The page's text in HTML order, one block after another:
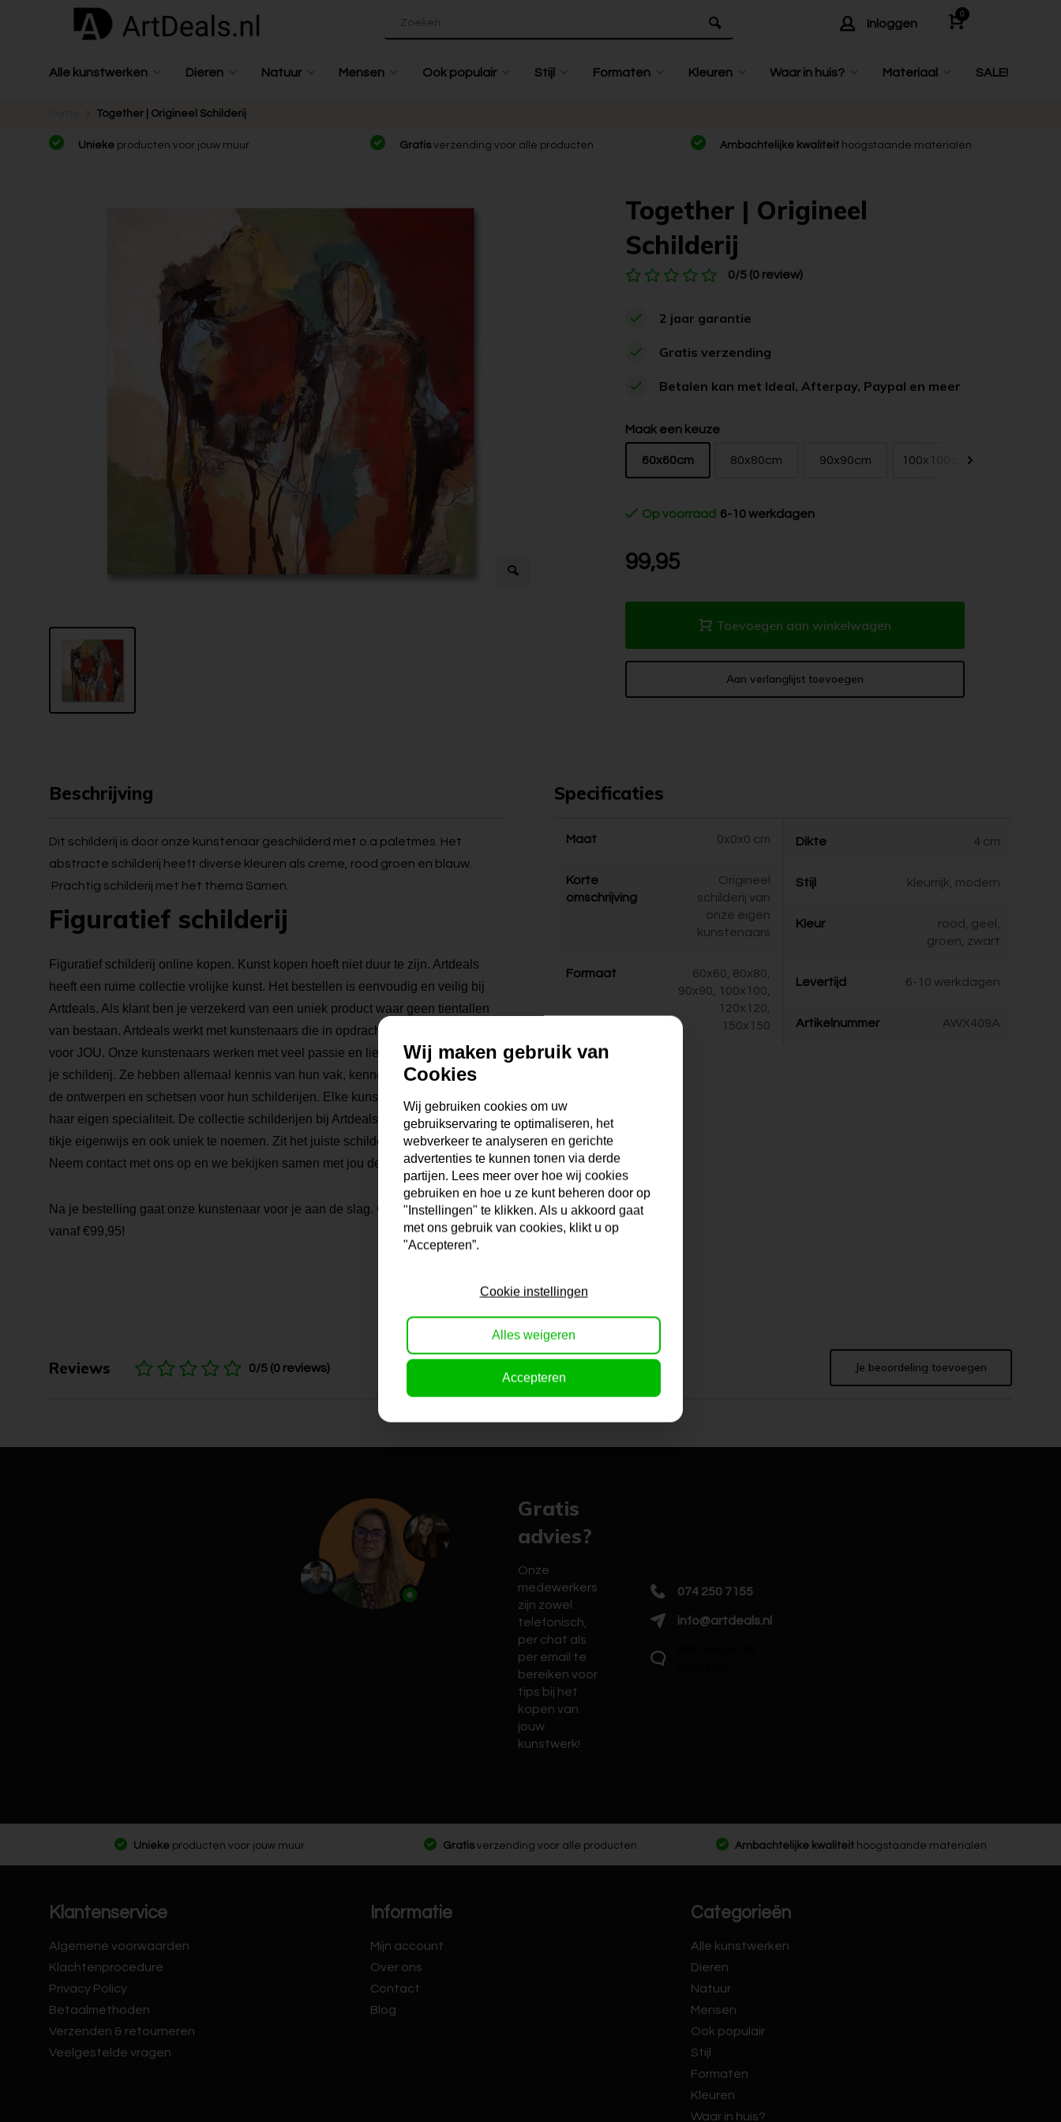
Inloggen
0
Alle kunstwerken Dieren Natuur Mensen Ook populair Stijl Formaten Kleuren Waar in huis? Materiaal SALE!
Together | Origineel Schilderij
Unieke producten voor jouw muur Gratisverzending voor alle producten Ambachtelijke kwaliteit hoogstaande materialen
Together | Origineel
Schilderij
0/5 (0 review)
2 jaar garantie
Gratis verzending
Betalen kan met Ideal, Afterpay, Paypal en meer
Maak een keuze
60x60cm 80x80cm 90x90cm 100x100cm
Op voorraad 6-10 werkdagen
99,95
Toevoegen aan winkelwagen
Aan verlanglijst toevoegen
Beschrijving
Dit schilderij is door onze kunstenaar geschilderd met o.a paletmes. Het
abstracte schilderij heeft diverse kleuren als creme, rood groen en blauw.
Prachtig schilderij met het thema Samen.
Figuratief schilderij
Figuratief schilderij online kopen. Kunst kopen hoeft niet duur te zijn. Artdeals
heeft een ruime collectie vrolijke kunst. Het bestellen is eenvoudig en veilig bij
Artdeals. Als klant ben je verzekerd van een uniek product waar geen tientallen
van bestaan. Artdeals werkt met kunstenaars die in opdracht schilderijen maken
voor JOU. Onze kunstenaars werken met veel passie en liefde voor hun werk aan
je schilderij. Ze hebben allemaal kennis van hun vak, kennen de verf, maken zelf
de ontwerpen en schetsen voor hun schilderijen. Elke kunstenaar heeft ook zijn of
haar eigen specialiteit. De collectie schilderijen bij Artdeals is daarom altijd een
tikje eigenwijs en ook uniek te noemen. Zit het juiste schilderij er niet voor je bij?
Neem contact met ons op en we bekijken samen met jou de mogelijkheden!
Na je bestelling gaat onze kunstenaar voor je aan de slag. Gratis verzending
vanaf €99,95!
Specificaties
Maat 0x0x0 cm
Korte
omschrijving
Origineel
schilderij van
onze eigen
kunstenaars
Formaat
60x60, 80x80,
90x90, 100x100,
120x120,
150x150
Dikte 4 cm
Stijl kleurrijk, modern
Kleur
rood, geel,
groen, zwart
Levertijd 6-10 werkdagen
Artikelnummer AWX409A
Reviews 0/5 (0 reviews) Je beoordeling toevoegen
Gratis
advies?
Onze
medewerkers
zijn zowel
telefonisch,
per chat als
per email te
bereiken voor
tips bij het
kopen van
jouw
kunstwerk!
074 250 7155
info@artdeals.nl
Unieke producten voor jouw muur Gratis verzending voor alle producten Ambachtelijke kwaliteit hoogstaande materialen
Klantenservice
Algemene voorwaarden
Klachtenprocedure
Privacy Policy
Betaalmethoden
Verzenden & retourneren
Veelgestelde vragen
Informatie
Mijn account
Over ons
Contact
Blog
Categorieën
Alle kunstwerken
Dieren
Natuur
Mensen
Ook populair
Stijl
Formaten
Kleuren
Waar in huis?
Wij maken gebruik van
Cookies
Wij gebruiken cookies om uw
gebruikservaring te optimaliseren, het
webverkeer te analyseren en gerichte
advertenties te kunnen tonen via derde
partijen. Lees meer over hoe wij cookies
gebruiken en hoe u ze kunt beheren door op
"Instellingen" te klikken. Als u akkoord gaat
met ons gebruik van cookies, klikt u op
"Accepteren”.
Cookie instellingen
Alles weigeren
Accepteren